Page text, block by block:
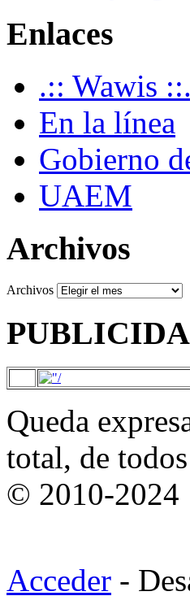
Enlaces
.:: Wawis ::.
En la línea
Gobierno
UAEM
Archivos
Archivos
Queda
total, de
© 2010-2024
Acceder -